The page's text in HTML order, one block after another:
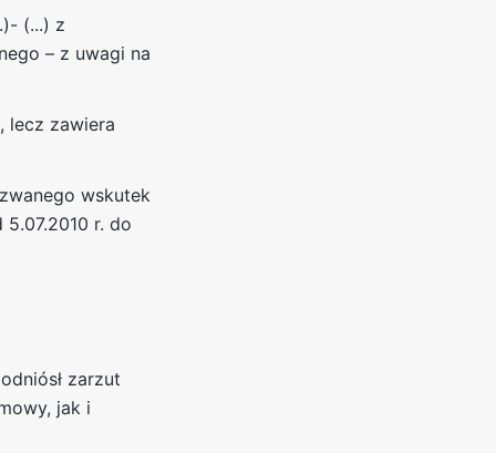
(...) z
– z uwagi na
lecz zawiera
wskutek
r. do
zarzut
jak i